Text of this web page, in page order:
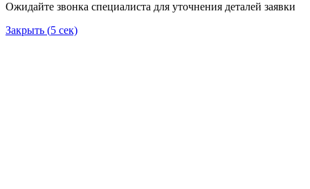
Ожидайте звонка специалиста для уточнения деталей заявки
Закрыть (5 сек)